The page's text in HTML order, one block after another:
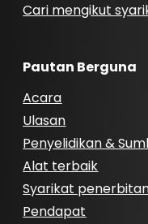
Cari mengikut
Pautan Berguna
Acara
Ulasan
Penyelidikan &
Alat terbaik
Syarikat
Pendapat